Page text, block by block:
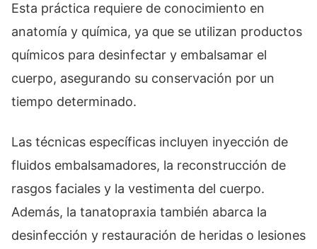
Esta práctica requiere de conocimiento en
anatomía y química, ya que se utilizan productos
químicos para desinfectar y embalsamar el
cuerpo, asegurando su conservación por un
tiempo determinado.
Las técnicas específicas incluyen inyección de
fluidos embalsamadores, la reconstrucción de
rasgos faciales y la vestimenta del cuerpo.
Además, la tanatopraxia también abarca la
desinfección y restauración de heridas o lesiones